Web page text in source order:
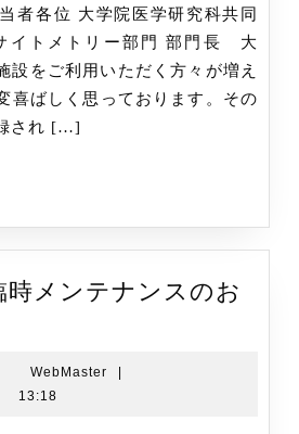
タ
ー
ト
ア
象
イトメトリー部門 部門長 大
をご利用いただく方々が増え
喜ばしく思っております。その
され […]
時メンテナンスのお
WebMaster WebMaster
|
13:18